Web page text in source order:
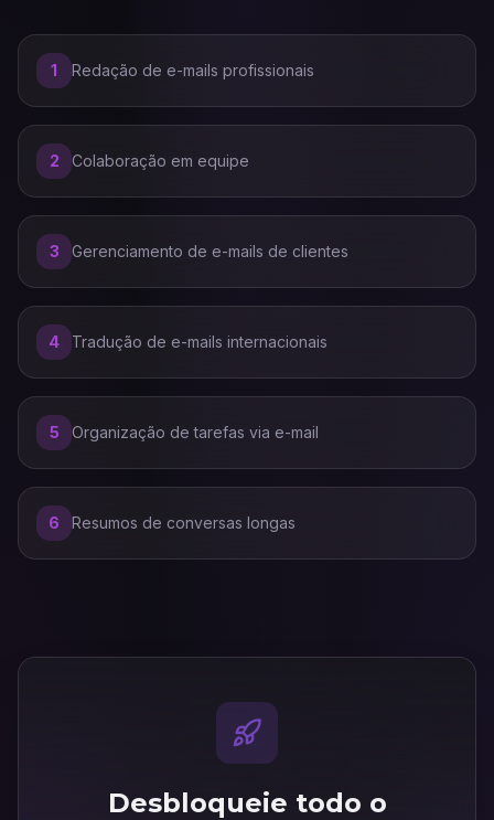
1 Redação de e-mails profissionais
2 Colaboração em equipe
3 Gerenciamento de e-mails de clientes
4 Tradução de e-mails internacionais
5 Organização de tarefas via e-mail
6 Resumos de conversas longas
Desbloqueie todo o